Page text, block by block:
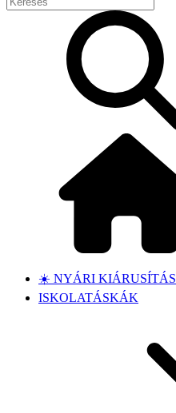
☀️ NYÁRI KIÁRUSÍTÁS
ISKOLATÁSKÁK